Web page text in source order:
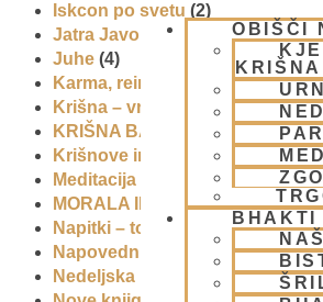
OBIŠČI
BHAKTI
Iskcon po svetu (2)
Jatra Javornik 2008
(1)
Juhe (4)
Karma, reinkarnacija in bhakti
Krišna – vrhovna božanska
KRIŠNA BAZAR
(1)
Krišnove inkarnacije
Meditacija
MORALA IN ETIKA(5)
Napitki – topli (1)
Napovednik
Nedeljska predavanja in festivali